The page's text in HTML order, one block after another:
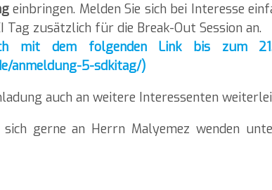
einbringen. Melden Sie sich bei Interesse
zusätzlich für die Break-Out Session an.
mit dem folgenden Link bis zum
anmeldung-5-sdkitag/)
auch an weitere Interessenten
sich gerne an Herrn Malyemez wenden